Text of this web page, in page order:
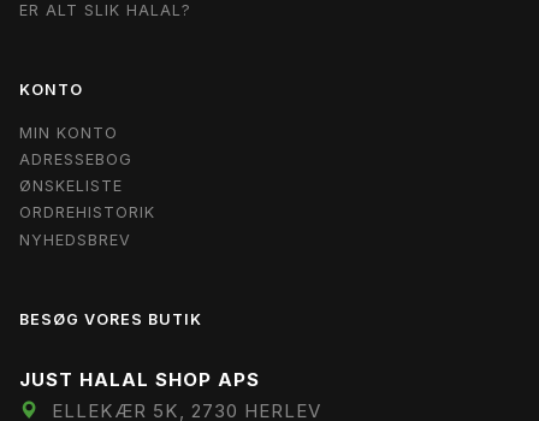
ER ALT SLIK HALAL?
KONTO
MIN KONTO
ADRESSEBOG
ØNSKELISTE
ORDREHISTORIK
NYHEDSBREV
BESØG VORES BUTIK
JUST HALAL SHOP APS
ELLEKÆR 5K, 2730 HERLEV